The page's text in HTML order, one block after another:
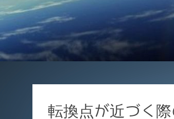
転換点が近づく